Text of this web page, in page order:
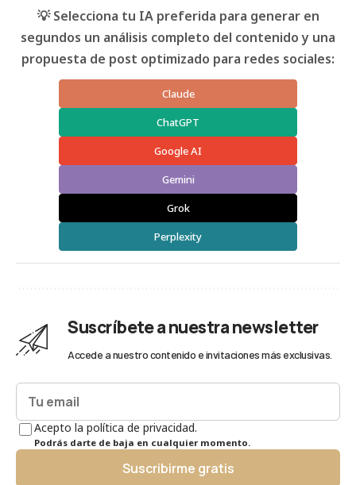
💡 Selecciona tu IA preferida para generar en
segundos un análisis completo del contenido y una
propuesta de post optimizado para redes sociales:
Claude
ChatGPT
Google AI
Gemini
Grok
Perplexity
Suscríbete a nuestra newsletter
Accede a nuestro contenido e invitaciones más exclusivas.
Acepto la política de privacidad.
Podrás darte de baja en cualquier momento.
Suscribirme gratis